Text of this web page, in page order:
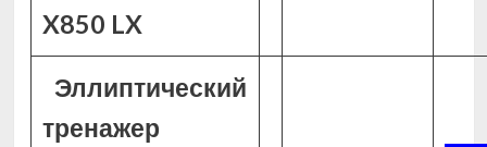
X850 LX
Эллиптический
тренажер